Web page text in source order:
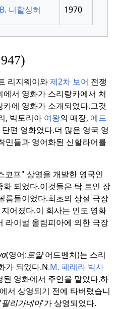
니할싱허 1970
리지웨이와제2차 보어 전쟁
서 영화가 스리랑카에서 처
에 영화가 소개되었다.그것
, 빅토리아 여왕의 매장, 에드
편 영화였다.더 많은 영국 영
민들과 영어화된 신할라어를
코프" 상영을 개발한 영국인
화 되었다.이것들은 탁 트인 장
름들이었다.최초의 상설 극장
어졌다.이 회사는 인도 영화
라이벌 올림피아에 의한 극장
(영어:로얄어드벤처)는 스리
가 되었다.N.M. 페레라 박사
된 영화에서 주연을 맡았다.하
서 상영되기 전에 타버렸습니
팔리가네마'가 상영되었다.